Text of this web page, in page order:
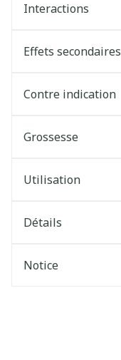
Interactions
Effets secondaires
Contre indication
Grossesse
Utilisation
Détails
Notice